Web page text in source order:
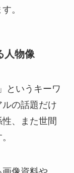
。
人物像
というキーワ
の話題だけ
、また世間